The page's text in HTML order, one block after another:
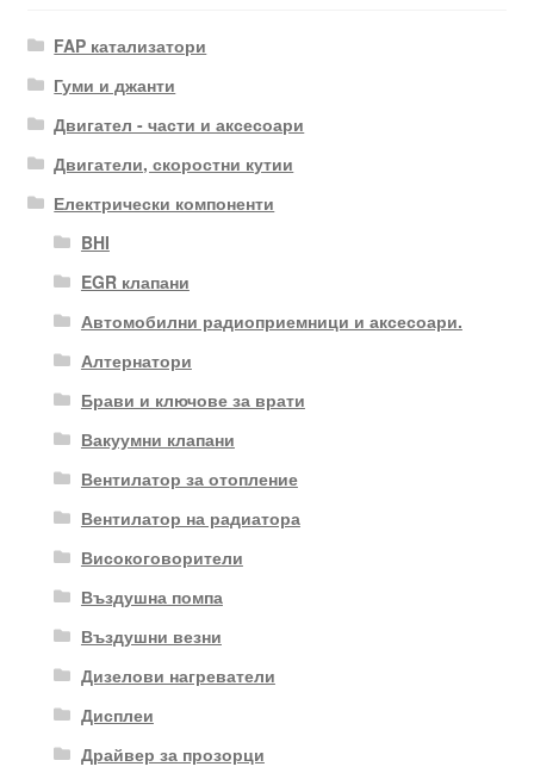
FAP катализатори
Гуми и джанти
Двигател - части и аксесоари
Двигатели, скоростни кутии
Електрически компоненти
BHI
EGR клапани
Автомобилни радиоприемници и аксесоари.
Алтернатори
Брави и ключове за врати
Вакуумни клапани
Вентилатор за отопление
Вентилатор на радиатора
Високоговорители
Въздушна помпа
Въздушни везни
Дизелови нагреватели
Дисплеи
Драйвер за прозорци